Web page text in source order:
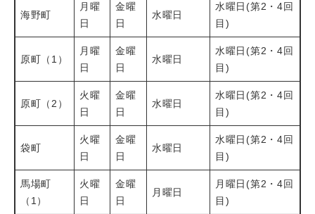
海野町
月曜
日
金曜
日
水曜日
水曜日(第2・4回
目)
原町（1）
月曜
日
金曜
日
水曜日
水曜日(第2・4回
目)
原町（2）
火曜
日
金曜
日
水曜日
水曜日(第2・4回
目)
袋町
火曜
日
金曜
日
水曜日
水曜日(第2・4回
目)
馬場町
（1）
火曜
日
金曜
日
月曜日
月曜日(第2・4回
目)